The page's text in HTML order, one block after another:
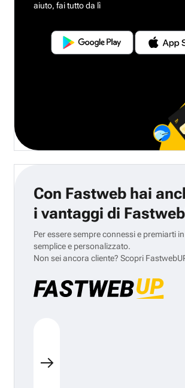
aiuto, fai tutto da lì
Con Fastweb hai
i vantaggi di
Per essere sempre connessi e premiarti
semplice e personalizzato.
Non sei ancora cliente? Scopri